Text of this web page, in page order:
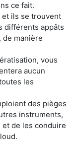
ce fait.
ils se trouvent
différents appâts
de manière
vous
aucun
les
des pièges
instruments,
de les conduire